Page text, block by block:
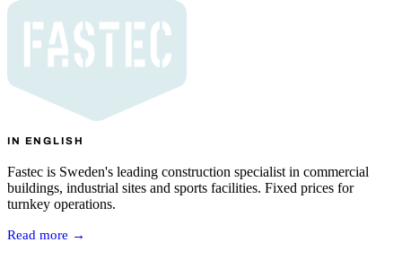
IN ENGLISH
Fastec is Sweden's leading construction specialist in commercial
buildings, industrial sites and sports facilities. Fixed prices for
turnkey operations.
Read more →